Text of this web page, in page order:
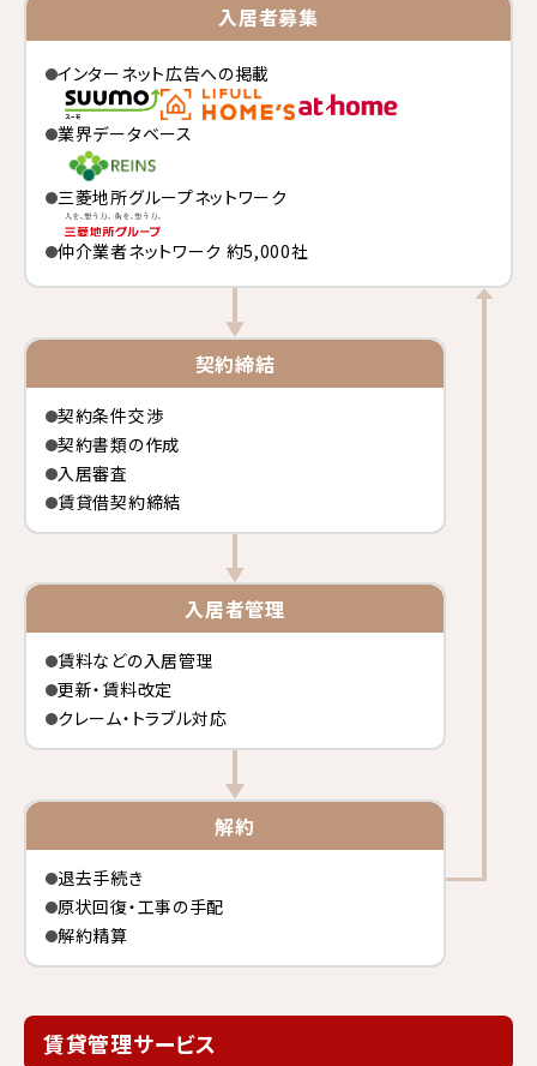
入居者募集
インターネット広告への掲載
業界データベース
三菱地所グループネットワーク
仲介業者ネットワーク 約5,000社
契約締結
契約条件交渉
契約書類の作成
入居審査
賃貸借契約締結
入居者管理
賃料などの入居管理
更新・賃料改定
クレーム・トラブル対応
解約
退去手続き
原状回復・工事の手配
解約精算
賃貸管理サービス